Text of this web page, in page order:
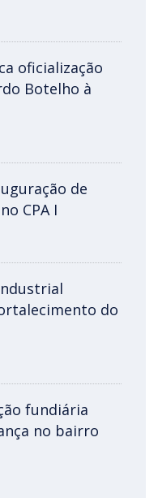
oficialização
Botelho à
de
CPA I
do
fundiária
no bairro